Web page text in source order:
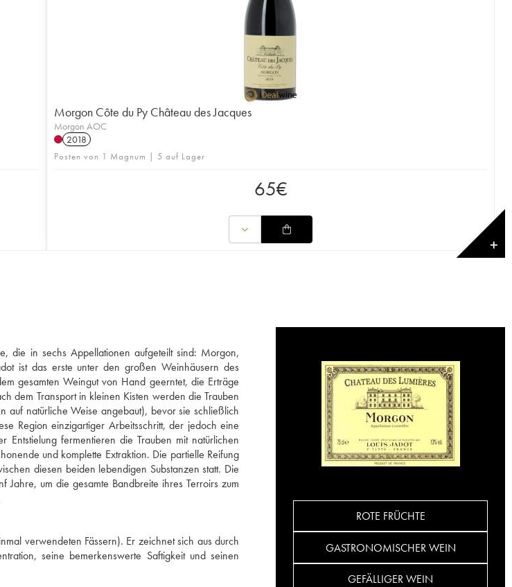
Morgon Côte du Py Château des Jacques
Morgon AOC
2018
Posten von 1 Magnum | 5 auf Lager
65€
✕
die in sechs Appellationen aufgeteilt sind: Morgon,
ist das erste unter den großen Weinhäusern des
gesamten Weingut von Hand geerntet, die Erträge
dem Transport in kleinen Kisten werden die Trauben
auf natürliche Weise angebaut), bevor sie schließlich
Region einzigartiger Arbeitsschritt, der jedoch eine
fermentieren die Trauben mit natürlichen
und komplette Extraktion. Die partielle Reifung
diesen beiden lebendigen Substanzen statt. Die
um die gesamte Bandbreite ihres Terroirs zum
verwendeten Fässern). Er zeichnet sich aus durch
seine bemerkenswerte Saftigkeit und seinen
ROTE FRÜCHTE
GASTRONOMISCHER WEIN
GEFÄLLIGER WEIN